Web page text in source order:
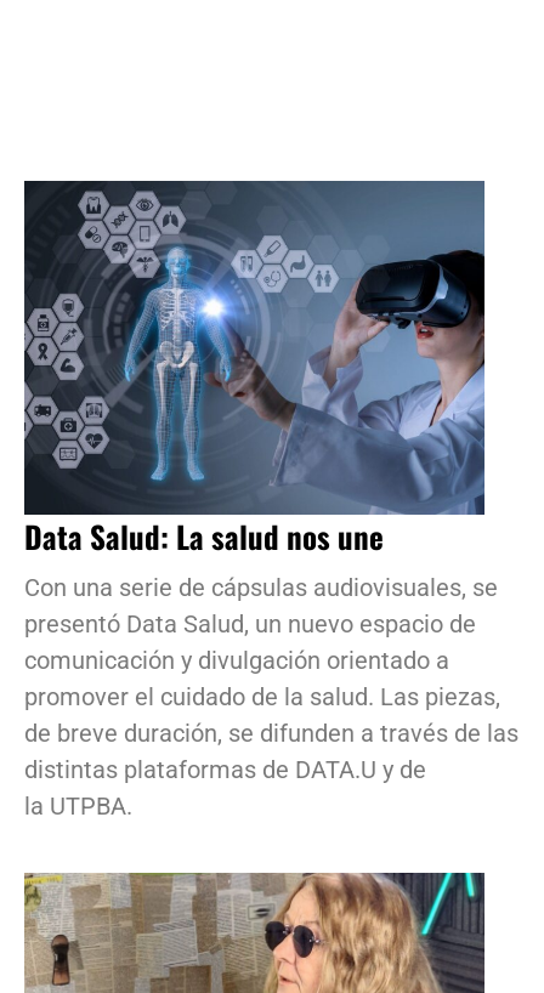
Data Salud: La salud nos une
Con una serie de cápsulas audiovisuales, se
presentó Data Salud, un nuevo espacio de
comunicación y divulgación orientado a
promover el cuidado de la salud. Las piezas,
de breve duración, se difunden a través de las
distintas plataformas de DATA.U y de
la UTPBA.